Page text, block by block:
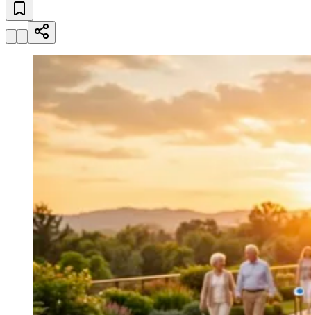
Bairros de Americana
CentroJardim Girassol
Namorados
Quilombo
Para Sua Empresa
Anuncie no Portal
Guia de Empresas
Divulgar VagasNovo
Publicidade Legal
Hub de Negócios
Agenda de Vestibulares
Vagas de Emprego
Concursos
Panorama Econômico
Panorama Econômico
Para Sua Empresa